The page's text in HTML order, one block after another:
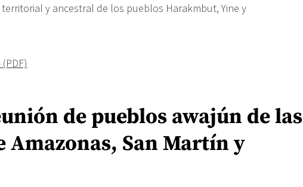
y ancestral de los pueblos Harakmbut, Yine y
de pueblos awajún de las
Amazonas, San Martín y